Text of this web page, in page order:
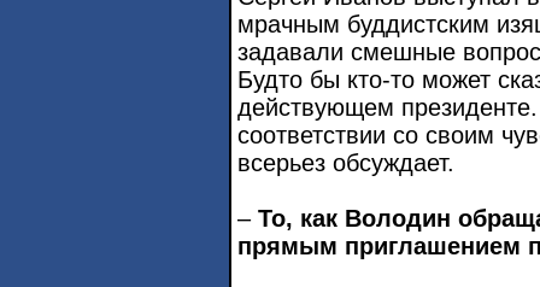
мрачным буддистским
задавали смешные
Будто бы кто-то может
действующем
соответствии со своим
всерьез обсуждает.
–То, как Володин
прямым приглашением